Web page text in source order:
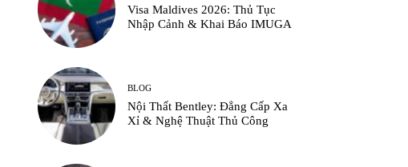
Visa Maldives 2026: Thủ Tục
Nhập Cảnh & Khai Báo IMUGA
BLOG
Nội Thất Bentley: Đẳng Cấp Xa
Xỉ & Nghệ Thuật Thủ Công